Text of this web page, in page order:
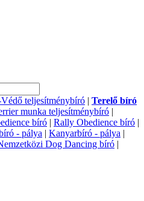
teljesítménybíró | Terelő bíró
munka teljesítménybíró |
bíró | Rally Obedience bíró |
- pálya | Kanyarbíró - pálya |
Dog Dancing bíró |